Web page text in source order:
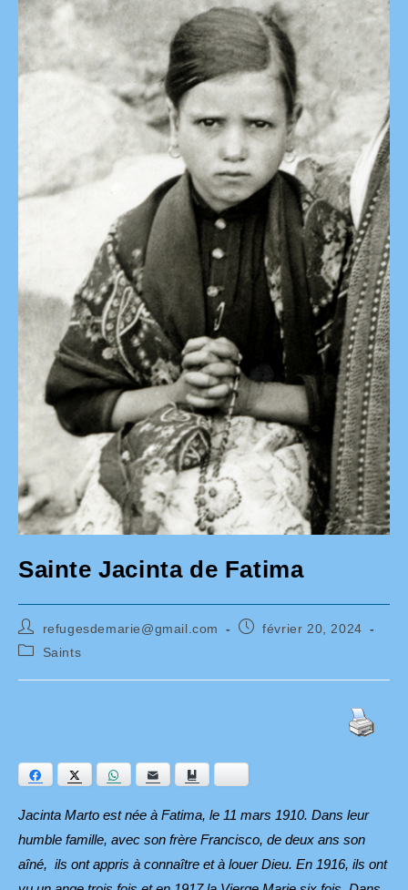
Sainte Jacinta de Fatima
Auteur/autrice
de
la
publication :
refugesdemarie@gmail.com
Publication
février 20, 2024
PostSaints
Facebook Twitter WhatsAppE-mail
Jacinta Marto est née à Fatima, le 11 mars 1910. Dans leur
humble famille, avec son frère Francisco, de deux ans son
aîné, ils ont appris à connaître et à louer Dieu. En 1916, ils ont